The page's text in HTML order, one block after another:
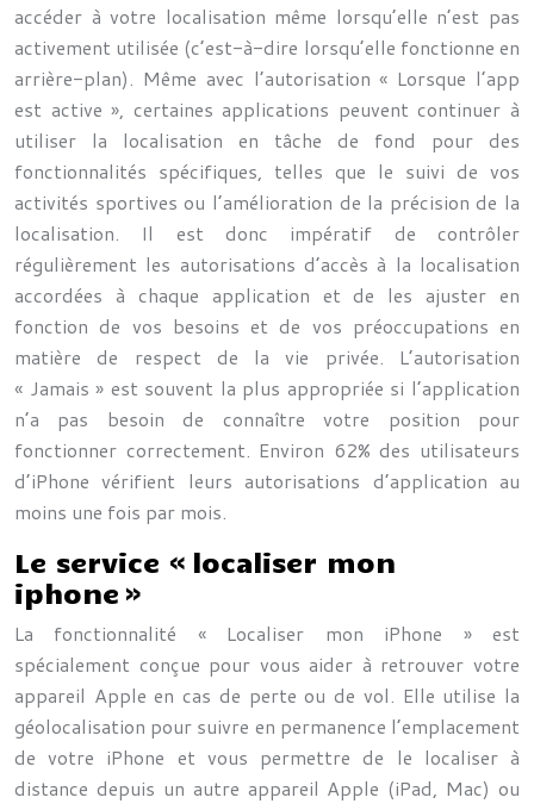
accéder à votre localisation même lorsqu’elle n’est pas
activement utilisée (c’est-à-dire lorsqu’elle fonctionne en
arrière-plan). Même avec l’autorisation « Lorsque l’app
est active », certaines applications peuvent continuer à
utiliser la localisation en tâche de fond pour des
fonctionnalités spécifiques, telles que le suivi de vos
activités sportives ou l’amélioration de la précision de la
localisation. Il est donc impératif de contrôler
régulièrement les autorisations d’accès à la localisation
accordées à chaque application et de les ajuster en
fonction de vos besoins et de vos préoccupations en
matière de respect de la vie privée. L’autorisation
« Jamais » est souvent la plus appropriée si l’application
n’a pas besoin de connaître votre position pour
fonctionner correctement. Environ 62% des utilisateurs
d’iPhone vérifient leurs autorisations d’application au
moins une fois par mois.
Le service « localiser mon
iphone »
La fonctionnalité « Localiser mon iPhone » est
spécialement conçue pour vous aider à retrouver votre
appareil Apple en cas de perte ou de vol. Elle utilise la
géolocalisation pour suivre en permanence l’emplacement
de votre iPhone et vous permettre de le localiser à
distance depuis un autre appareil Apple (iPad, Mac) ou